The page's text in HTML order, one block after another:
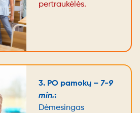
pertraukėlės.
3. PO pamokų – 7-9
min.:
Dėmesingas